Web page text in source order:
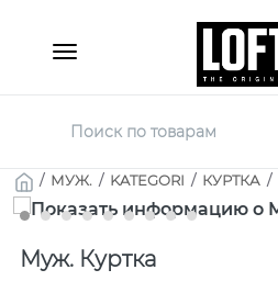
/ МУЖ. / KATEGORI / КУРТКА /
Муж. Куртка